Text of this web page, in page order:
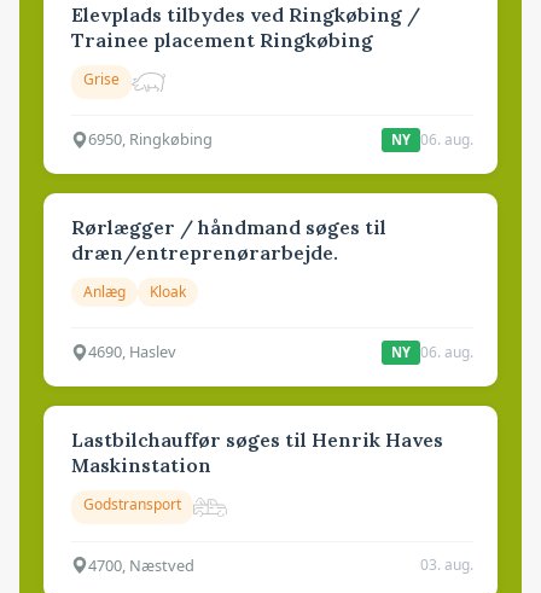
Elevplads tilbydes ved Ringkøbing /
Trainee placement Ringkøbing
Grise
6950, Ringkøbing NY 06. aug.
Rørlægger / håndmand søges til
dræn/entreprenørarbejde.
Anlæg Kloak
4690, Haslev NY 06. aug.
Lastbilchauffør søges til Henrik Haves
Maskinstation
Godstransport
4700, Næstved 03. aug.